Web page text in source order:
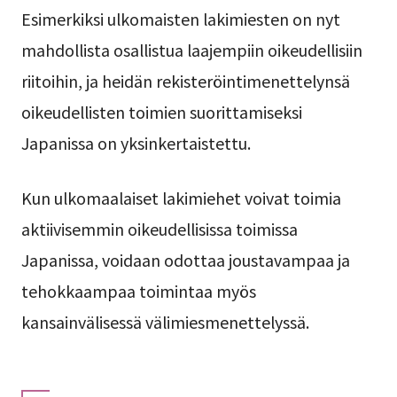
Esimerkiksi ulkomaisten lakimiesten on nyt
mahdollista osallistua laajempiin oikeudellisiin
riitoihin, ja heidän rekisteröintimenettelynsä
oikeudellisten toimien suorittamiseksi
Japanissa on yksinkertaistettu.
Kun ulkomaalaiset lakimiehet voivat toimia
aktiivisemmin oikeudellisissa toimissa
Japanissa, voidaan odottaa joustavampaa ja
tehokkaampaa toimintaa myös
kansainvälisessä välimiesmenettelyssä.